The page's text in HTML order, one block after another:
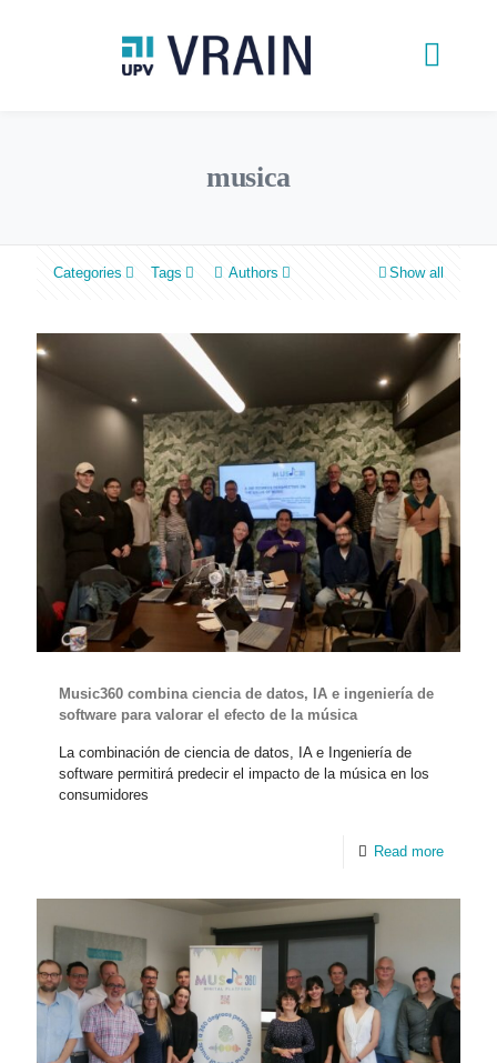
musica
Categories Tags Authors Show all
Music360 combina ciencia de datos, IA e ingeniería de
software para valorar el efecto de la música
La combinación de ciencia de datos, IA e Ingeniería de
software permitirá predecir el impacto de la música en los
consumidores
Read more